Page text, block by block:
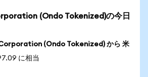
(Ondo Tokenized)の今日
(Ondo Tokenized) から 米
に相当